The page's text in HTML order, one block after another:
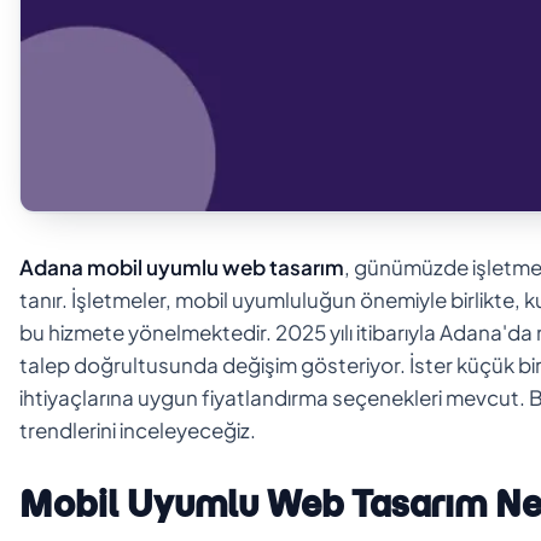
Adana mobil uyumlu web tasarım, günümüzde
tanır. İşletmeler, mobil uyumluluğun önemiyle birlikte,
bu hizmete yönelmektedir. 2025 yılı itibarıyla
talep doğrultusunda değişim gösteriyor. İster küçük
ihtiyaçlarına uygun fiyatlandırma seçenekleri mevcut.
trendlerini inceleyeceğiz.
Mobil Uyumlu Web Tasarım